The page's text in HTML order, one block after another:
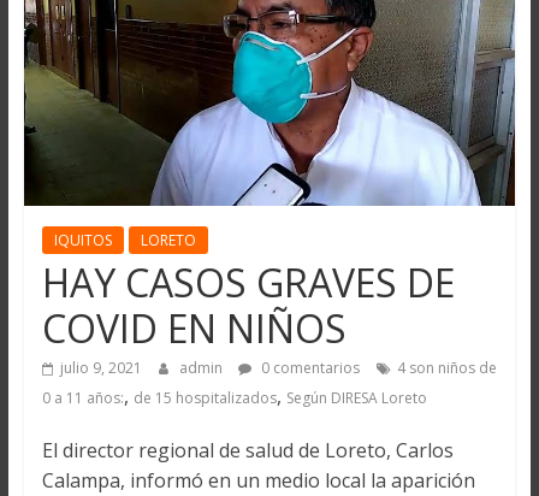
IQUITOS LORETO
HAY CASOS GRAVES DE
COVID EN NIÑOS
julio 9, 2021 admin 0 comentarios
4 son niños de
0 a 11 años:, de 15 hospitalizados, Según DIRESA Loreto
El director regional de salud de Loreto, Carlos
Calampa, informó en un medio local la aparición